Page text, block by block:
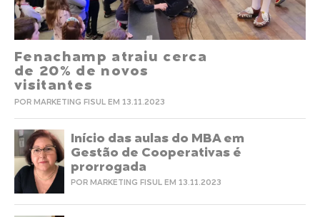
Fenachamp atraiu cerca
de 20% de novos
visitantes
POR MARKETING FISUL EM 13.11.2023
Início das aulas do MBA em
Gestão de Cooperativas é
prorrogada
POR MARKETING FISUL EM 13.11.2023